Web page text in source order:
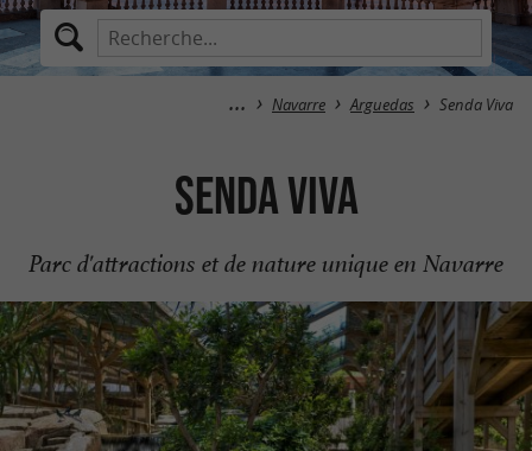
Navarre Arguedas Senda Viva
Senda Viva
Parc d'attractions et de nature unique en Navarre